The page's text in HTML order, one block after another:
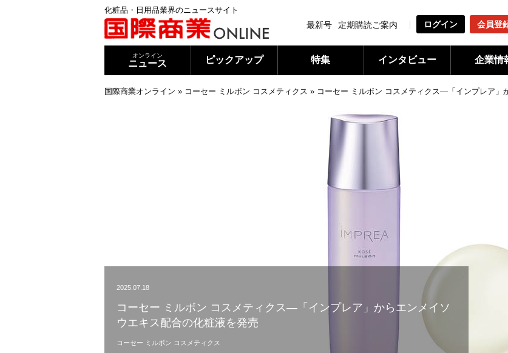
化粧品・日用品業界のニュースサイト
最新号 定期購読ご案内 ログイン 会員登
オンライン
ニュース ピックアップ 特集 インタビュー 企業情
国際商業オンライン » コーセー ミルボン コスメティクス » コーセー ミルボン コスメティクス―「インプレア」
2025.07.18
コーセー ミルボン コスメティクス―「インプレア」からエンメイソ
ウエキス配合の化粧液を発売
コーセー ミルボン コスメティクス